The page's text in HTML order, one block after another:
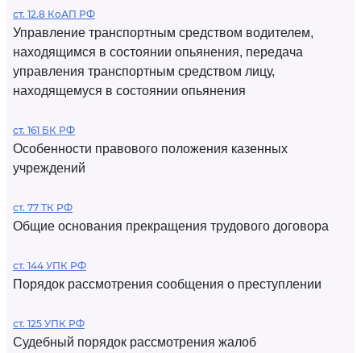
ст. 12.8 КоАП РФ
Управление транспортным средством водителем,
находящимся в состоянии опьянения, передача
управления транспортным средством лицу,
находящемуся в состоянии опьянения
ст. 161 БК РФ
Особенности правового положения казенных
учреждений
ст. 77 ТК РФ
Общие основания прекращения трудового договора
ст. 144 УПК РФ
Порядок рассмотрения сообщения о преступлении
ст. 125 УПК РФ
Судебный порядок рассмотрения жалоб